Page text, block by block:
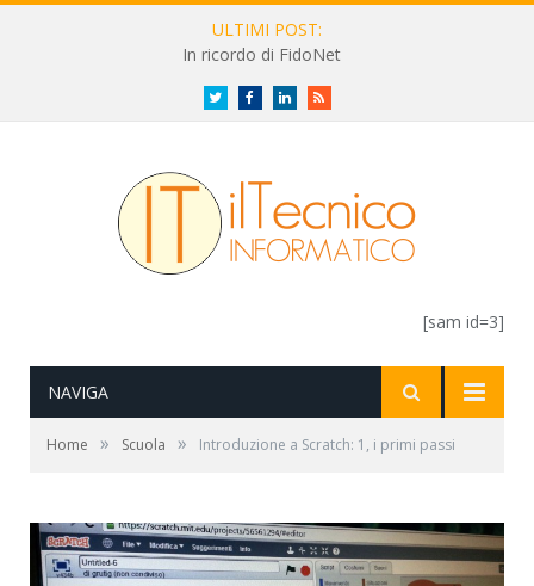
ULTIMI POST:
In ricordo di FidoNet
Twitter FacebookLinkedInRSS
[sam id=3]
NAVIGA
Home » Scuola » Introduzione a Scratch: 1, i primi passi